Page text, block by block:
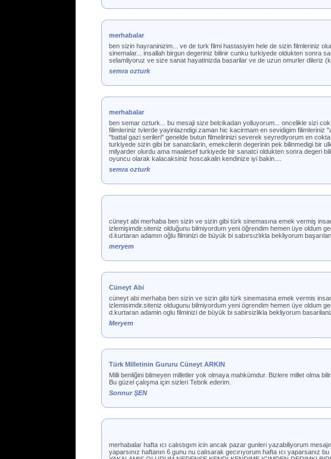
merhabalar
ben sizin hayraninizim... ve de turk filmi hastasiyim hele de sizin filmleriniz
sinemalar... insallah birgun degeriniz bilinir cunku turkiyede oldukten sonra
selamliyoruz ve size sanat hayatinizda basarilar ve de uzun omurler dileriz
semra ozturk
merhabalar
ben semar ozturk... bu mesaji size belcikadan yolluyorum... oncelikle sizi
filimleriniz tvlerde yayinlazndigi zaman hic kacirmam en sevidigim
"battal gazi serileri" genelde butun filmelirinizi severek seyrediyorum en
turkiyede sizin gibi bir sanatcilarin, emekcilerin degerinin pek bilinmedigi bir
milyarder olurdu ama maalesef turkiyede bir sanatci oldukten sonra degeri
oyuncu olarak kalacaksiniz hoscakalin kendinize iyi bakin....
semra ozturk
cüneyt abi merhaba ben sizin ve sizin gibi türk sinemasına emek vermiş
izlemişimdir.siteniz olduğunu bilmiyordum yeni öğrendim hemen üye oldum
d.kurtaran adamın oğlu filminizi de büyük bi sabırsızlıkla bekliyorum
meryem
Cüneyt Abi
cüneyt abi merhaba ben sizin ve sizin gibi türk sinemasina emek vermis
izlemisimdir.siteniz oldugunu bilmiyordum yeni ögrendim hemen üye oldum
d.kurtaran adamin oglu filminizi de büyük bi sabirsizlikla bekliyorum
Meryem
Türk Milletinin Gururu Cüneyt ARKIN
Milli benliğini bilmeyen milletler yok olmaya mahkümdur. Bizlere millet olma
Bu güzel çalışma için sizleri Tebrik ederim.
Sonnur ŞEN
merhabalar hafta ıcı calıstıgım icin ancak pazar gunleri yazabiliyorum
yaparsınız haftanın 6 gunu nu calısarak gecırıyorum hafta ıcı yaparsanız